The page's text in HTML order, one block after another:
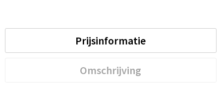
Prijsinformatie
Omschrijving